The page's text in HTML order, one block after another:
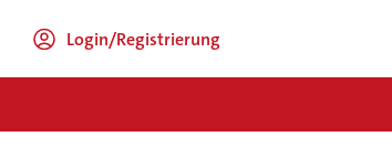
Login/Registrierung